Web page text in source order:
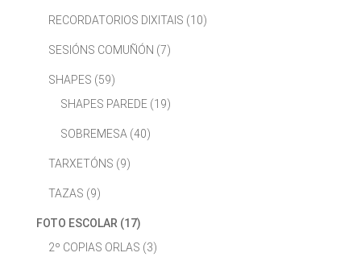
RECORDATORIOS DIXITAIS (10)
SESIÓNS COMUÑÓN (7)
SHAPES (59)
SHAPES PAREDE (19)
SOBREMESA (40)
TARXETÓNS (9)
TAZAS (9)
FOTO ESCOLAR (17)
2º COPIAS ORLAS (3)